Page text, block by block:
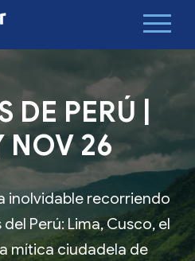
DE PERÚ |
NOV 26
inolvidable recorriendo
Perú: Lima, Cusco, el
mítica ciudadela de